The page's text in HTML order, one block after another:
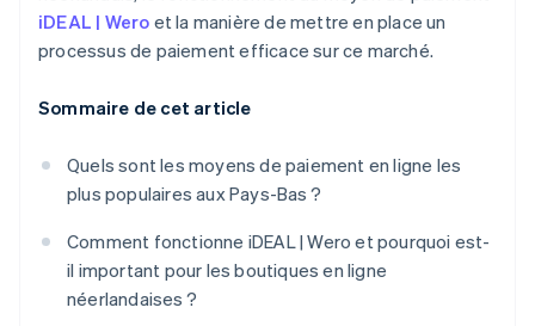
iDEAL | Wero et la manière de mettre en place un
processus de paiement efficace sur ce marché.
Sommaire de cet article
Quels sont les moyens de paiement en ligne les
plus populaires aux Pays-Bas ?
Comment fonctionne iDEAL | Wero et pourquoi est-
il important pour les boutiques en ligne
néerlandaises ?